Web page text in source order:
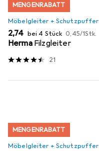
MENGENRABATT
Möbelgleiter + Schutzpuffer
EUR
2,74 bei 4 Stück EUR
0,45/1Stk.
Herma Filzgleiter
21
MENGENRABATT
Möbelgleiter + Schutzpuffer